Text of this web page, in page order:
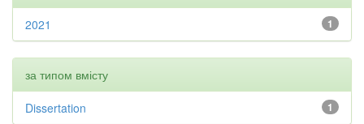
1
2021
за типом вмісту
1
Dissertation